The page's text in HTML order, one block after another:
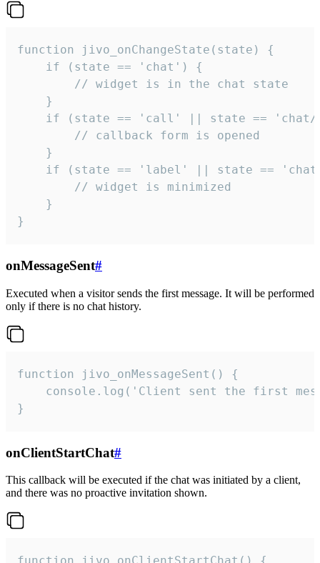
function jivo_onChangeState(state) {
    if (state == 'chat') {
        // widget is in the chat state
    }
if (state == 'call' || state ==
        // callback form is opened
    }
if (state == 'label' || state ==
        // widget is minimized
    }
}
onMessageSent#
Executed when a visitor sends the first message. It will be performed
only if there is no chat history.
function jivo_onMessageSent() {
console.log('Client sent the first
}
onClientStartChat#
This callback will be executed if the chat was initiated by a client,
and there was no proactive invitation shown.